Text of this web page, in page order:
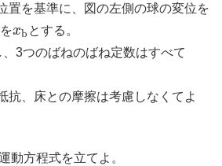
を基準に、図の左側の球の変位を
xb
xb とする。
3つのばねのばね定数はすべて
、床との摩擦は考慮しなくてよ
動方程式を立てよ。